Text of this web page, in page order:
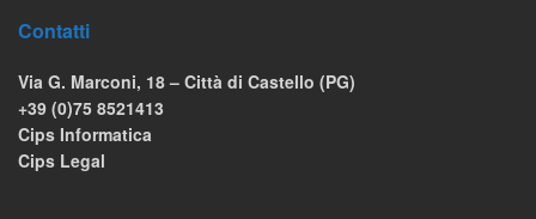
Contatti
Via G. Marconi, 18 – Città di Castello (PG)
+39 (0)75 8521413
Cips Informatica
Cips Legal